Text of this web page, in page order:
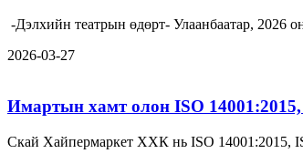
-Дэлхийн театрын өдөрт- Улаанбаатар,
2026-03-27
Имартын хамт олон ISO
Скай Хайпермаркет ХХК нь ISO 14001:2015,